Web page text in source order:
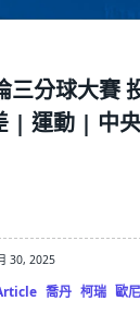
三分球大賽
| 運動 | 中
30, 2025
喬丹 柯瑞 歐